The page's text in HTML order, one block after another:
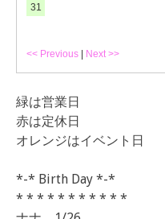
<< Previous | Next >>
31
緑は営業日
赤は定休日
オレンジはイベント日
*-* Birth Day *-*
* * * * * * * * * * *